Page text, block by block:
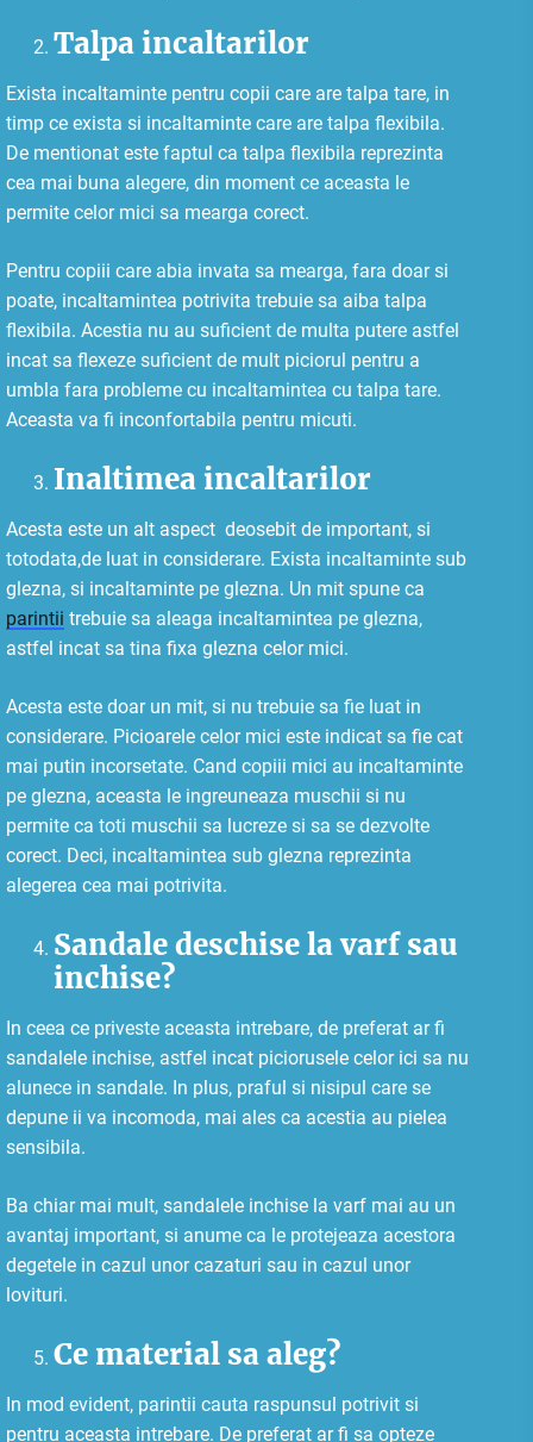
Talpa incaltarilor
Exista incaltaminte pentru copii care are talpa tare, in
timp ce exista si incaltaminte care are talpa flexibila.
De mentionat este faptul ca talpa flexibila reprezinta
cea mai buna alegere, din moment ce aceasta le
permite celor mici sa mearga corect.
Pentru copiii care abia invata sa mearga, fara doar si
poate, incaltamintea potrivita trebuie sa aiba talpa
flexibila. Acestia nu au suficient de multa putere astfel
incat sa flexeze suficient de mult piciorul pentru a
umbla fara probleme cu incaltamintea cu talpa tare.
Aceasta va fi inconfortabila pentru micuti.
Inaltimea incaltarilor
Acesta este un alt aspect deosebit de important, si
totodata,de luat in considerare. Exista incaltaminte sub
glezna, si incaltaminte pe glezna. Un mit spune ca
parintii trebuie sa aleaga incaltamintea pe glezna,
astfel incat sa tina fixa glezna celor mici.
Acesta este doar un mit, si nu trebuie sa fie luat in
considerare. Picioarele celor mici este indicat sa fie cat
mai putin incorsetate. Cand copiii mici au incaltaminte
pe glezna, aceasta le ingreuneaza muschii si nu
permite ca toti muschii sa lucreze si sa se dezvolte
corect. Deci, incaltamintea sub glezna reprezinta
alegerea cea mai potrivita.
Sandale deschise la varf sau
inchise?
In ceea ce priveste aceasta intrebare, de preferat ar fi
sandalele inchise, astfel incat piciorusele celor ici sa nu
alunece in sandale. In plus, praful si nisipul care se
depune ii va incomoda, mai ales ca acestia au pielea
sensibila.
Ba chiar mai mult, sandalele inchise la varf mai au un
avantaj important, si anume ca le protejeaza acestora
degetele in cazul unor cazaturi sau in cazul unor
lovituri.
Ce material sa aleg?
In mod evident, parintii cauta raspunsul potrivit si
pentru aceasta intrebare. De preferat ar fi sa opteze